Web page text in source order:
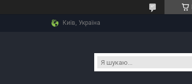
Київ, Україна